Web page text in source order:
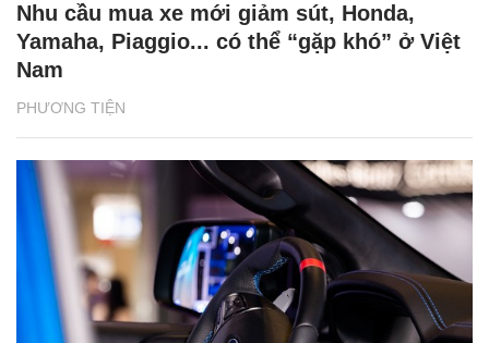
PHƯƠNG TIỆN
Nhu cầu mua xe mới giảm sút, Honda,
Yamaha, Piaggio... có thể “gặp khó” ở Việt
Nam